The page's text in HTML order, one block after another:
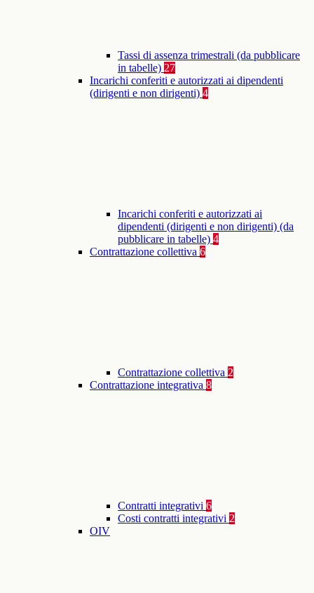
Tassi di assenza trimestrali (da pubblicare
in tabelle) 27
Incarichi conferiti e autorizzati ai dipendenti
(dirigenti e non dirigenti) 4
Incarichi conferiti e autorizzati ai
dipendenti (dirigenti e non dirigenti) (da
pubblicare in tabelle) 4
Contrattazione collettiva 6
Contrattazione collettiva 2
Contrattazione integrativa 8
Contratti integrativi 6
Costi contratti integrativi 2
OIV